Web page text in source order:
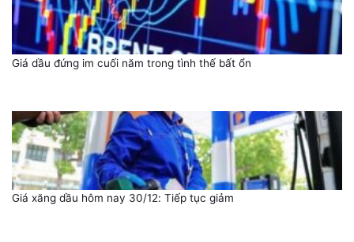
Giá dầu đứng im cuối năm trong tình thế bất ổn
Giá xăng dầu hôm nay 30/12: Tiếp tục giảm